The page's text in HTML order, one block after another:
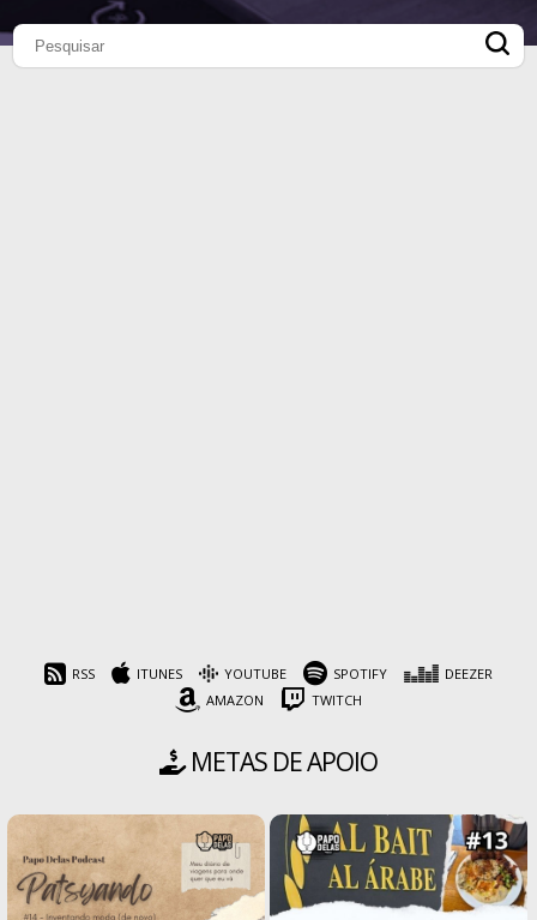
RSS ITUNES YOUTUBE SPOTIFY
DEEZER
AMAZON
TWITCH
METAS DE APOIO